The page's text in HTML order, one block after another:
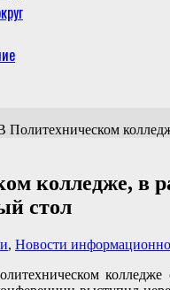
Политехническом
колледже, в
стол
, Новости